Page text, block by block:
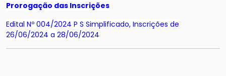
Prorogação das Inscrições
Edital Nº 004/2024 P S Simplificado, Inscrições de
26/06/2024 a 28/06/2024